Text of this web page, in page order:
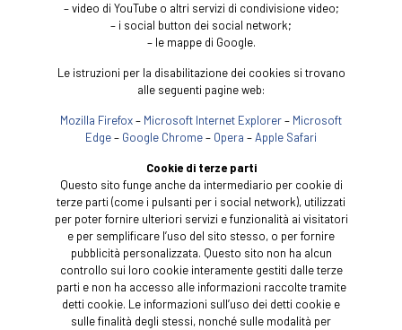
– video di YouTube o altri servizi di condivisione video;
– i social button dei social network;
– le mappe di Google.
Le istruzioni per la disabilitazione dei cookies si trovano
alle seguenti pagine web:
Mozilla Firefox– Microsoft Internet Explorer– Microsoft
Edge– Google Chrome– Opera –Apple Safari
Cookie di terze parti
Questo sito funge anche da intermediario per cookie di
terze parti (come i pulsanti per i social network), utilizzati
per poter fornire ulteriori servizi e funzionalità ai visitatori
e per semplificare l’uso del sito stesso, o per fornire
pubblicità personalizzata. Questo sito non ha alcun
controllo sui loro cookie interamente gestiti dalle terze
parti e non ha accesso alle informazioni raccolte tramite
detti cookie. Le informazioni sull’uso dei detti cookie e
sulle finalità degli stessi, nonché sulle modalità per